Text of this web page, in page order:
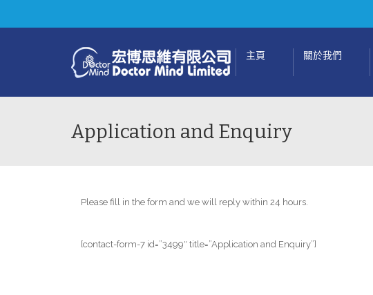
主頁 關於我們
Application and Enquiry
Please fill in the form and we will reply within 24 hours.
[contact-form-7 id=”3499″ title=”Application and Enquiry”]